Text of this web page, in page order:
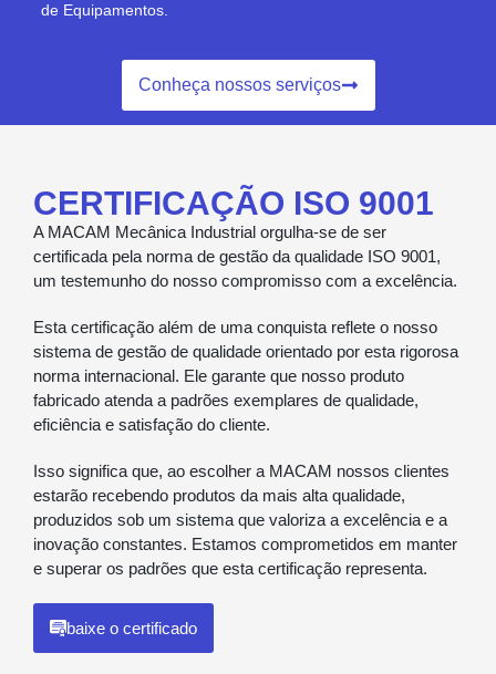
de Equipamentos.
Conheça nossos serviços
CERTIFICAÇÃO ISO 9001
A MACAM Mecânica Industrial orgulha-se de ser
certificada pela norma de gestão da qualidade ISO 9001,
um testemunho do nosso compromisso com a excelência.
Esta certificação além de uma conquista reflete o nosso
sistema de gestão de qualidade orientado por esta rigorosa
norma internacional. Ele garante que nosso produto
fabricado atenda a padrões exemplares de qualidade,
eficiência e satisfação do cliente.
Isso significa que, ao escolher a MACAM nossos clientes
estarão recebendo produtos da mais alta qualidade,
produzidos sob um sistema que valoriza a excelência e a
inovação constantes. Estamos comprometidos em manter
e superar os padrões que esta certificação representa.
baixe o certificado